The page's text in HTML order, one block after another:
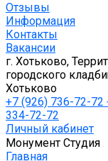
Отзывы
Информация
Контакты
Вакансии
г. Хотьково,
городского
Хотьково
+7 (926) 736-72-72
334-72-72
Личный кабинет
Монумент Студия
Главная